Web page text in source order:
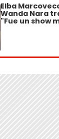
Elba
Wanda Nara
"Fue un show